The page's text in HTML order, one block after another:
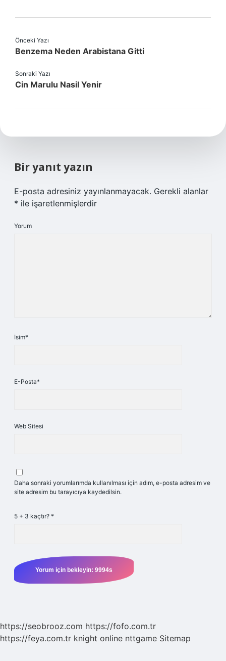
Önceki Yazı
Benzema Neden Arabistana Gitti
Sonraki Yazı
Cin Marulu Nasil Yenir
Bir yanıt yazın
E-posta adresiniz yayınlanmayacak. Gerekli alanlar
* ile işaretlenmişlerdir
Yorum
İsim*
E-Posta*
Web Sitesi
Daha sonraki yorumlarımda kullanılması için adım, e-posta adresim ve
site adresim bu tarayıcıya kaydedilsin.
5 + 3 kaçtır? *
https://seobrooz.com https://fofo.com.tr
https://feya.com.tr knight online nttgame Sitemap